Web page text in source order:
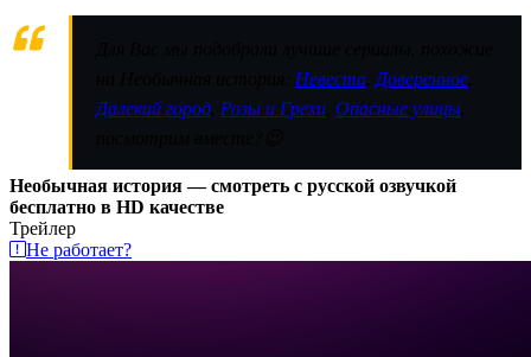
Невеста Доверенное
Далекий город Розы и Грехи Опасные улицы
Необычная история — смотреть с русской озвучкой
бесплатно в HD качестве
Трейлер
Не работает?